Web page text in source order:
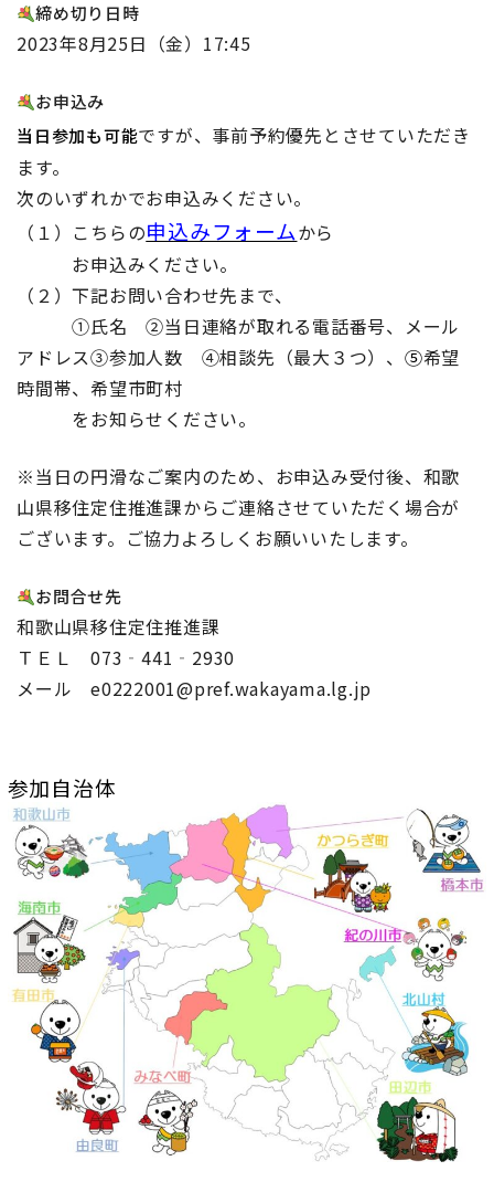
締め切り日時
2023年8月25日（金）17:45
お申込み
当日参加も可能ですが、事前予約優先とさせていただき
ます。
次のいずれかでお申込みください。
（１）こちらの申込みフォームから
お申込みください。
（２）下記お問い合わせ先まで、
あああ①氏名 ②当日連絡が取れる電話番号、メール
アドレス③参加人数 ④相談先（最大３つ）、 ⑤希望
時間帯、希望市町村
をお知らせください。
※当日の円滑なご案内のため、お申込み受付後、和歌
山県移住定住推進課からご連絡させていただく場合が
ございます。ご協力よろしくお願いいたします。
お問合せ先
和歌山県移住定住推進課
ＴＥＬ 073‐441‐2930
メール e0222001@pref.wakayama.lg.jp
参加自治体